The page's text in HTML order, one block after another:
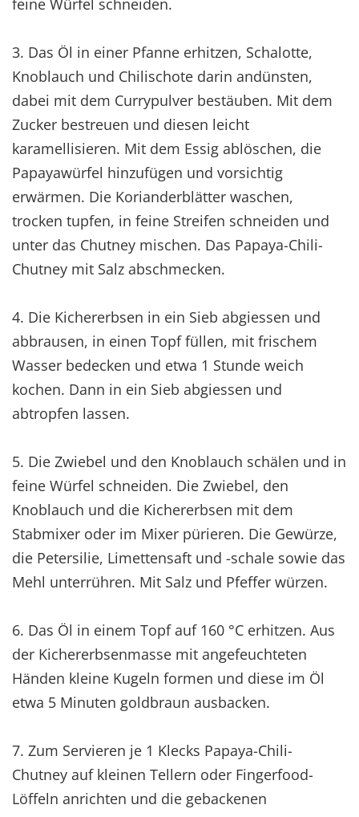
3. Das Öl in einer Pfanne erhitzen, Schalotte,
Knoblauch und Chilischote darin andünsten,
dabei mit dem Currypulver bestäuben. Mit dem
Zucker bestreuen und diesen leicht
karamellisieren. Mit dem Essig ablöschen, die
Papayawürfel hinzufügen und vorsichtig
erwärmen. Die Korianderblätter waschen,
trocken tupfen, in feine Streifen schneiden und
unter das Chutney mischen. Das Papaya-Chili-
Chutney mit Salz abschmecken.
4. Die Kichererbsen in ein Sieb abgiessen und
abbrausen, in einen Topf füllen, mit frischem
Wasser bedecken und etwa 1 Stunde weich
kochen. Dann in ein Sieb abgiessen und
abtropfen lassen.
5. Die Zwiebel und den Knoblauch schälen und in
feine Würfel schneiden. Die Zwiebel, den
Knoblauch und die Kichererbsen mit dem
Stabmixer oder im Mixer pürieren. Die Gewürze,
die Petersilie, Limettensaft und -schale sowie das
Mehl unterrühren. Mit Salz und Pfeffer würzen.
6. Das Öl in einem Topf auf 160 °C erhitzen. Aus
der Kichererbsenmasse mit angefeuchteten
Händen kleine Kugeln formen und diese im Öl
etwa 5 Minuten goldbraun ausbacken.
7. Zum Servieren je 1 Klecks Papaya-Chili-
Chutney auf kleinen Tellern oder Fingerfood-
Löffeln anrichten und die gebackenen